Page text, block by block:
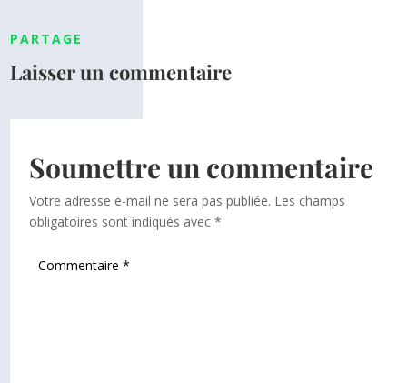
PARTAGE
Laisser un commentaire
Soumettre un commentaire
Votre adresse e-mail ne sera pas publiée. Les champs
obligatoires sont indiqués avec*